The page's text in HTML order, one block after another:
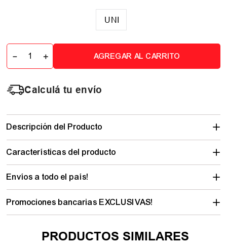
UNI
＋
－ AGREGAR AL CARRITO
Calculá tu envío
Descripción del Producto
Características del producto
Envíos a todo el país!
Promociones bancarias EXCLUSIVAS!
PRODUCTOS SIMILARES